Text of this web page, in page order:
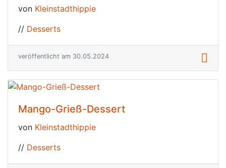
von Kleinstadthippie
// Desserts
veröffentlicht am 30.05.2024
Mango-Grieß-Dessert
von Kleinstadthippie
// Desserts